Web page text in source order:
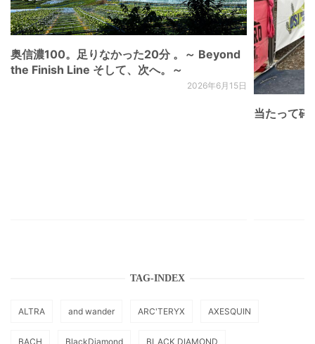
奥信濃100。足りなかった20分 。～ Beyond
the Finish Line そして、次へ。～
2026年6月15日
当たって砕
TAG-INDEX
ALTRA and wander ARC'TERYX AXESQUIN
BACH BlackDiamond BLACK DIAMOND